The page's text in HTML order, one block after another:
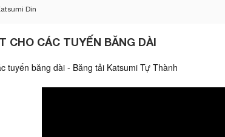
Din
CHO CÁC TUYẾN BĂNG DÀI
tuyến băng dài - Băng tải Katsumi Tự Thành